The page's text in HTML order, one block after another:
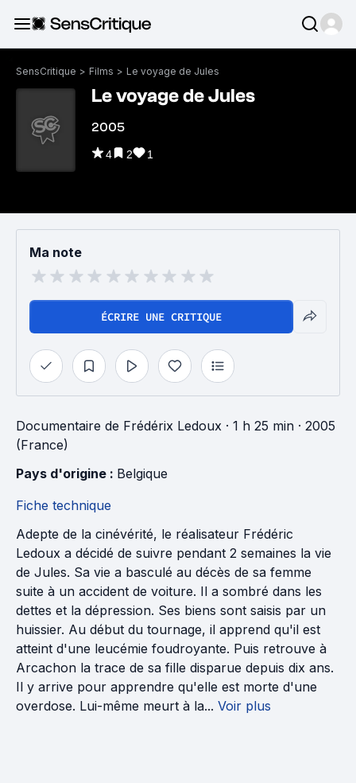
SensCritique > Films > Le voyage de Jules
Le voyage de Jules
2005
4 2 1
Ma note
ÉCRIRE UNE CRITIQUE
Documentaire de Frédérix Ledoux · 1 h 25 min · 2005
(France)
Pays d'origine : Belgique
Fiche technique
Adepte de la cinévérité, le réalisateur Frédéric
Ledoux a décidé de suivre pendant 2 semaines la vie
de Jules. Sa vie a basculé au décès de sa femme
suite à un accident de voiture. Il a sombré dans les
dettes et la dépression. Ses biens sont saisis par un
huissier. Au début du tournage, il apprend qu'il est
atteint d'une leucémie foudroyante. Puis retrouve à
Arcachon la trace de sa fille disparue depuis dix ans.
Il y arrive pour apprendre qu'elle est morte d'une
overdose. Lui-même meurt à la... Voir plus